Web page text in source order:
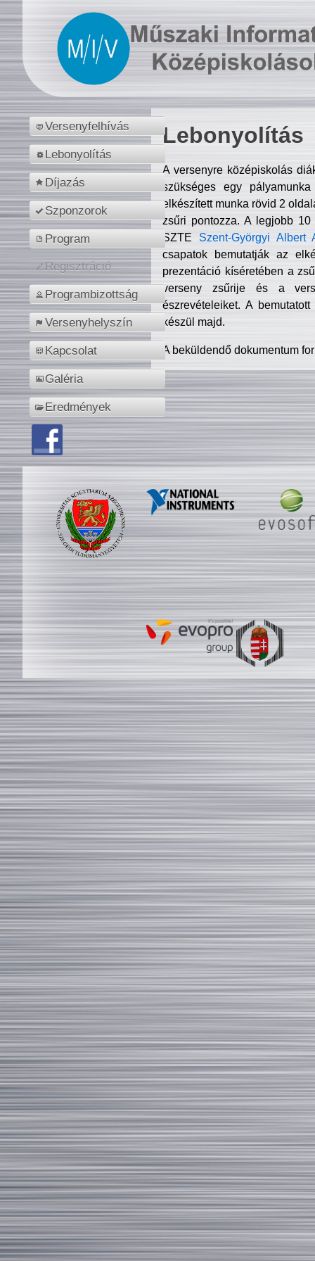
Versenyfelhívás
Lebonyolítás
Díjazás
Szponzorok
Program
Regisztráció
Programbizottság
Versenyhelyszín
Kapcsolat
Galéria
Eredmények
Lebonyolítás
A versenyre középiskolás
szükséges egy
elkészített munka rövid 2
zsűri pontozza. A legjobb
SZTE Szent-Györgyi Albert
csapatok bemutatják az
prezentáció kíséretében a
verseny zsűrije és a
észrevételeiket. A
készül majd.
A beküldendő dokumentum